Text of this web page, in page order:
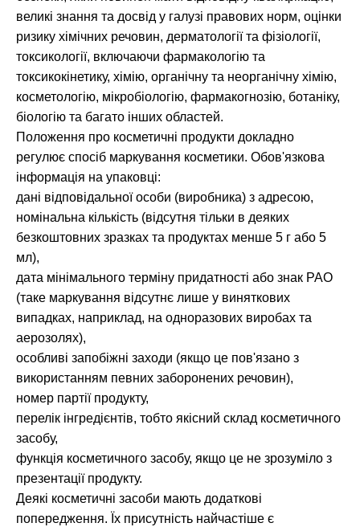
великі знання та досвід у галузі правових норм, оцінки
ризику хімічних речовин, дерматології та фізіології,
токсикології, включаючи фармакологію та
токсикокінетику, хімію, органічну та неорганічну хімію,
косметологію, мікробіологію, фармакогнозію, ботаніку,
біологію та багато інших областей.
Положення про косметичні продукти докладно
регулює спосіб маркування косметики. Обов'язкова
інформація на упаковці:
дані відповідальної особи (виробника) з адресою,
номінальна кількість (відсутня тільки в деяких
безкоштовних зразках та продуктах менше 5 г або 5
мл),
дата мінімального терміну придатності або знак PAO
(таке маркування відсутнє лише у виняткових
випадках, наприклад, на одноразових виробах та
аерозолях),
особливі запобіжні заходи (якщо це пов'язано з
використанням певних заборонених речовин),
номер партії продукту,
перелік інгредієнтів, тобто якісний склад косметичного
засобу,
функція косметичного засобу, якщо це не зрозуміло з
презентації продукту.
Деякі косметичні засоби мають додаткові
попередження. Їх присутність найчастіше є